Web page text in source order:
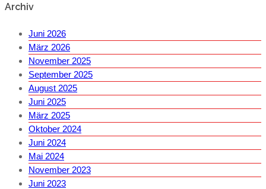
Archiv
Juni 2026
März 2026
November 2025
September 2025
August 2025
Juni 2025
März 2025
Oktober 2024
Juni 2024
Mai 2024
November 2023
Juni 2023